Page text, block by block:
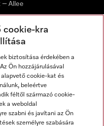
– Allee
cookie-kra
biztosítása érdekében a
Ön hozzájárulásával
cookie-kat és
beleértve
féltől származó cookie-
a weboldal
szabni és javítani az Ön
személyre szabására